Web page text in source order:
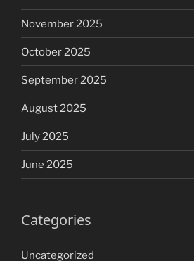
November 2025
October 2025
September 2025
August 2025
July 2025
June 2025
Categories
Uncategorized